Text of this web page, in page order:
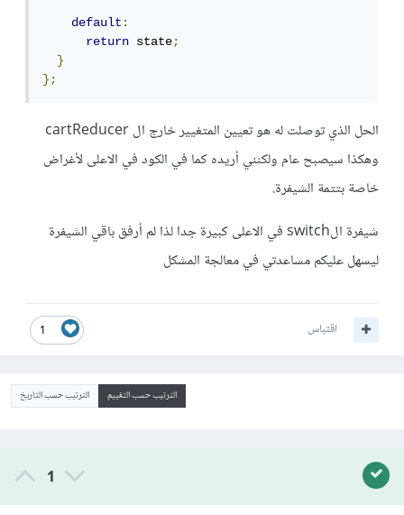
default:
return state;
}
};
الحل الذي توصلت له هو تعيين المتغيير خارج ال cartReducer
وهكذا سيصبح عام ولكنني أريده كما في الكود في الاعلى لأغراض
خاصة بتتمة الشيفرة.
شيفرة الswitch في الاعلى كبيرة جدا لذا لم أرفق باقي الشيفرة
ليسهل عليكم مساعدتي في معالجة المشكل
1 اقتباس
الترتيب حسب التقييم الترتيب حسب التاريخ
1